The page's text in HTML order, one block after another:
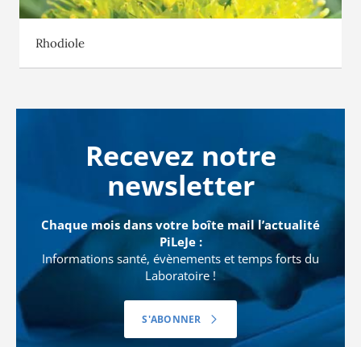
Rhodiole
Recevez notre
newsletter
Chaque mois dans votre boîte mail l’actualité
PiLeJe :
Informations santé, évènements et temps forts du
Laboratoire !
S'ABONNER